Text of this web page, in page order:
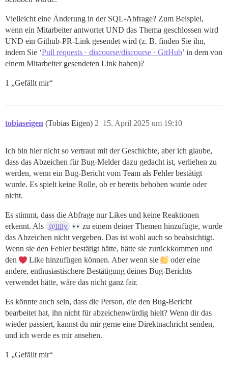
Vielleicht eine Änderung in der SQL-Abfrage? Zum Beispiel,
wenn ein Mitarbeiter antwortet UND das Thema geschlossen wird
UND ein Github-PR-Link gesendet wird (z. B. finden Sie ihn,
indem Sie ‘Pull requests · discourse/discourse · GitHub’ in dem von
einem Mitarbeiter gesendeten Link haben)?
1 „Gefällt mir“
tobiaseigen (Tobias Eigen) 15. April 2025 um 19:10
2
Ich bin hier nicht so vertraut mit der Geschichte, aber ich glaube,
dass das Abzeichen für Bug-Melder dazu gedacht ist, verliehen zu
werden, wenn ein Bug-Bericht vom Team als Fehler bestätigt
wurde. Es spielt keine Rolle, ob er bereits behoben wurde oder
nicht.
Es stimmt, dass die Abfrage nur Likes und keine Reaktionen
erkennt. Als @lilly
zu einem deiner Themen hinzufügte, wurde
das Abzeichen nicht vergeben. Das ist wohl auch so beabsichtigt.
Wenn sie den Fehler bestätigt hätte, hätte sie zurückkommen und
den
Like hinzufügen können. Aber wenn sie
oder eine
andere, enthusiastischere Bestätigung deines Bug-Berichts
verwendet hätte, wäre das nicht ganz fair.
Es könnte auch sein, dass die Person, die den Bug-Bericht
bearbeitet hat, ihn nicht für abzeichenwürdig hielt? Wenn dir das
wieder passiert, kannst du mir gerne eine Direktnachricht senden,
und ich werde es mir ansehen.
1 „Gefällt mir“